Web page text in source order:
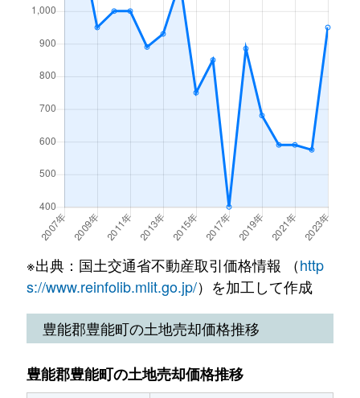
※出典：国土交通省不動産取引価格情報 （http
s://www.reinfolib.mlit.go.jp/）を加工して作成
豊能郡豊能町の土地売却価格推移
豊能郡豊能町の土地売却価格推移